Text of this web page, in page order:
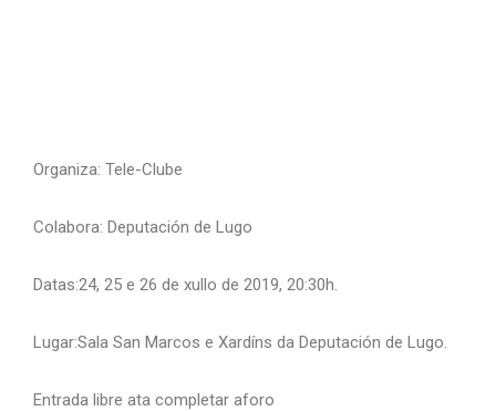
Organiza: Tele-Clube
Colabora: Deputación de Lugo
Datas:24, 25 e 26 de xullo de 2019, 20:30h.
Lugar:Sala San Marcos e Xardíns da Deputación de Lugo.
Entrada libre ata completar aforo